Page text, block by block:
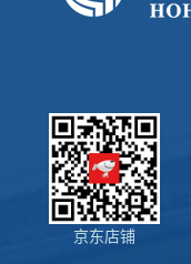
京东店铺